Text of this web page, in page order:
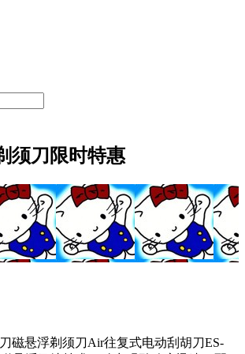
须刀限时特惠
刀磁悬浮剃须刀Air往复式电动刮胡刀ES-